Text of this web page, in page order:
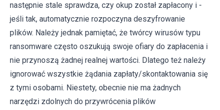
następnie stale sprawdza, czy okup został zapłacony i -
jeśli tak, automatycznie rozpoczyna deszyfrowanie
plików. Należy jednak pamiętać, że twórcy wirusów typu
ransomware często oszukują swoje ofiary do zapłacenia i
nie przynoszą żadnej realnej wartości. Dlatego też należy
ignorować wszystkie żądania zapłaty/skontaktowania się
z tymi osobami. Niestety, obecnie nie ma żadnych
narzędzi zdolnych do przywrócenia plików